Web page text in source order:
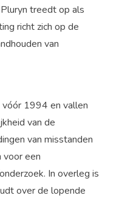
treedt op als
richt zich op de
van
1994 en vallen
van de
van misstanden
een
In overleg is
over de lopende